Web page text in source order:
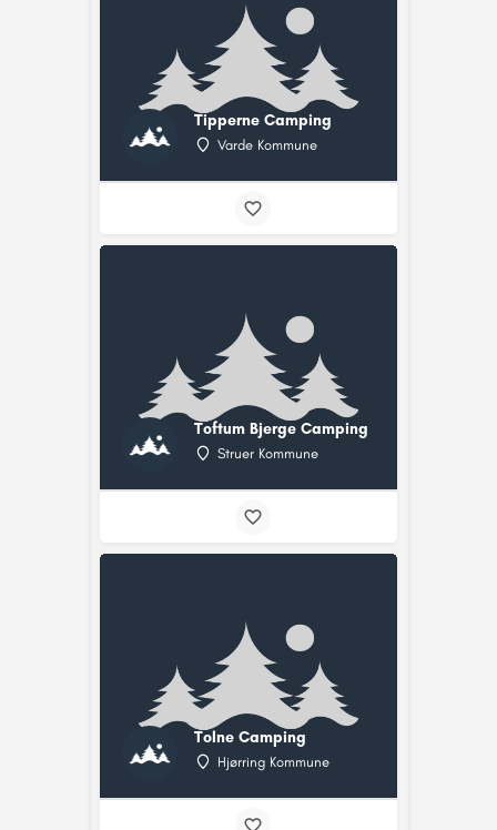
Tipperne Camping
Varde Kommune
Toftum Bjerge Camping
Struer Kommune
Tolne Camping
Hjørring Kommune